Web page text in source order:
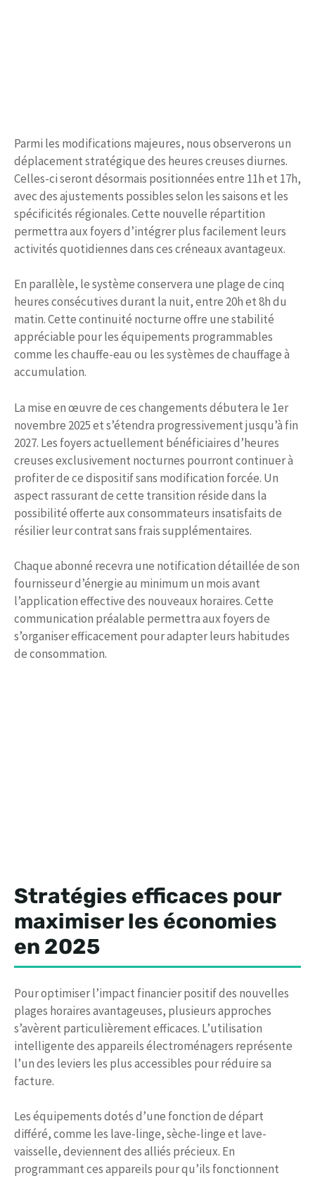
Parmi les modifications majeures, nous observerons un
déplacement stratégique des heures creuses diurnes.
Celles-ci seront désormais positionnées entre 11h et 17h,
avec des ajustements possibles selon les saisons et les
spécificités régionales. Cette nouvelle répartition
permettra aux foyers d’intégrer plus facilement leurs
activités quotidiennes dans ces créneaux avantageux.
En parallèle, le système conservera une plage de cinq
heures consécutives durant la nuit, entre 20h et 8h du
matin. Cette continuité nocturne offre une stabilité
appréciable pour les équipements programmables
comme les chauffe-eau ou les systèmes de chauffage à
accumulation.
La mise en œuvre de ces changements débutera le 1er
novembre 2025 et s’étendra progressivement jusqu’à fin
2027. Les foyers actuellement bénéficiaires d’heures
creuses exclusivement nocturnes pourront continuer à
profiter de ce dispositif sans modification forcée. Un
aspect rassurant de cette transition réside dans la
possibilité offerte aux consommateurs insatisfaits de
résilier leur contrat sans frais supplémentaires.
Chaque abonné recevra une notification détaillée de son
fournisseur d’énergie au minimum un mois avant
l’application effective des nouveaux horaires. Cette
communication préalable permettra aux foyers de
s’organiser efficacement pour adapter leurs habitudes
de consommation.
Stratégies efficaces pour
maximiser les économies
en 2025
Pour optimiser l’impact financier positif des nouvelles
plages horaires avantageuses, plusieurs approches
s’avèrent particulièrement efficaces. L’utilisation
intelligente des appareils électroménagers représente
l’un des leviers les plus accessibles pour réduire sa
facture.
Les équipements dotés d’une fonction de départ
différé, comme les lave-linge, sèche-linge et lave-
vaisselle, deviennent des alliés précieux. En
programmant ces appareils pour qu’ils fonctionnent